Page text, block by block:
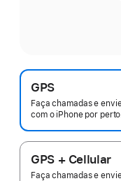
GPS
Faça chamadas e
com o iPhone por
GPS + Cellular
Faça chamadas e